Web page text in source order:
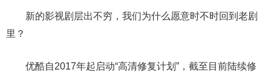
新的影视剧层出不穷，我们为什么愿意时不时回到老剧
里？
优酷自2017年起启动“高清修复计划”，截至目前陆续修